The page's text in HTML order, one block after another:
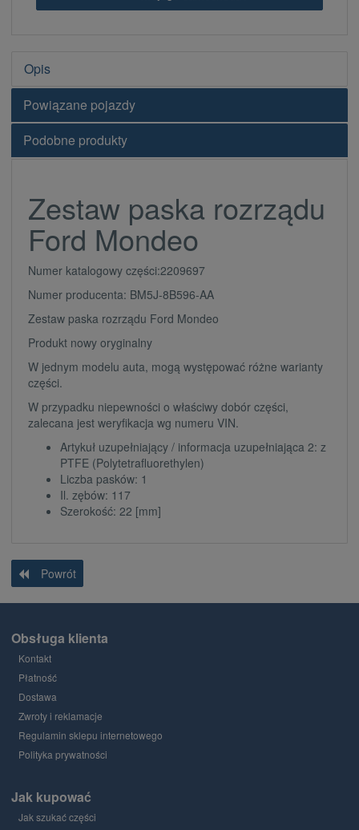
Opis
Powiązane pojazdy
Podobne produkty
Zestaw paska rozrządu
Ford Mondeo
Numer katalogowy części:2209697
Numer producenta: BM5J-8B596-AA
Zestaw paska rozrządu Ford Mondeo
Produkt nowy oryginalny
W jednym modelu auta, mogą występować różne warianty
części.
W przypadku niepewności o właściwy dobór części,
zalecana jest weryfikacja wg numeru VIN.
Artykuł uzupełniający / informacja uzupełniająca 2: z
PTFE (Polytetrafluorethylen)
Liczba pasków: 1
Il. zębów: 117
Szerokość: 22 [mm]
Powrót
Obsługa klienta
Kontakt
Płatność
Dostawa
Zwroty i reklamacje
Regulamin sklepu internetowego
Polityka prywatności
Jak kupować
Jak szukać części